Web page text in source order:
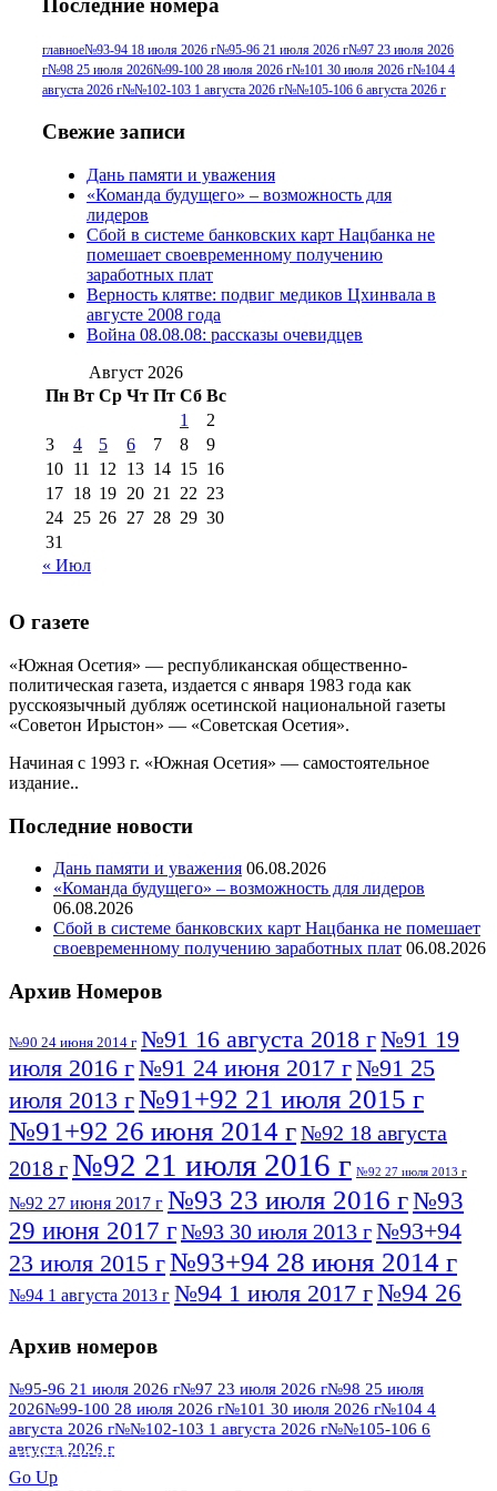
июля 2017 г(11)№96 9 августа 2012
г(13) №96 28 июля 2015 г(9) №96+97 3
июля 2014 г(10)№96+97 30 июля
июля 2017 г
2012 г(15)№97 30 июля 2015 г
(15)№98 1 августа 2015 г
августа 2016 г(10)№98 5 июля 2014 г(10)
№98 8 августа 2013 г
августа 2012 г(14)
2017 г(9)
№99 4 августа
2016 г(12) №99 8 июля 2014 г
августа 2012 г(11)
августа 2013 г
(12)
Последние номера
главное№93-94 18 июля 2026 г№95-96 21 июля 2026 г№97 23 июля 2026
г№98 25 июля 2026№99-100 28 июля 2026 г№101 30 июля 2026 г№104 4
августа 2026 г№№102-103 1 августа 2026 г№№105-106 6 августа 2026 г
Свежие записи
Дань памяти и уважения
«Команда будущего» – возможность для
лидеров
Сбой в системе банковских карт Нацбанка не
помешает своевременному получению
заработных плат
Верность клятве: подвиг медиков Цхинвала в
августе 2008 года
Война 08.08.08: рассказы очевидцев
Август 2026
Пн Вт Ср Чт Пт Сб Вс
1
2
3
4 5 6 7 8
9
10 11 12 13 14 15 16
17 18 19 20 21 22 23
24 25 26 27 28 29 30
31
« Июл
О газете
«Южная Осетия» — республиканская общественно-
политическая газета, издается с января 1983 года как
русскоязычный дубляж осетинской национальной газеты
«Советон Ирыстон» — «Советская Осетия».
Начиная с 1993 г. «Южная Осетия» — самостоятельное
издание..
Последние новости
Дань памяти и уважения 06.08.2026
«Команда будущего» – возможность для лидеров
06.08.2026
Сбой в системе банковских карт Нацбанка не помешает
своевременному получению заработных плат 06.08.2026
Архив Номеров
№90 24 июня 2014 г №91 16 августа 2018 г№91 19
июля 2016 г№91 24 июня 2017 г№91 25
июля 2013 г№91+92 21 июля 2015 г
№91+92 26 июня 2014 г№92 18 августа
2018 г№92 21 июля 2016 г №92 27 июля 2013 г
№92 27 июня 2017 г №93 23 июля 2016 г№93
29 июня 2017 г№93 30 июля 2013 г№93+94
23 июля 2015 г№93+94 28 июня 2014 г
№94 1 августа 2013 г №94 1 июля 2017 г№94 26
№95 7 августа 2012 г
№95 28 июля 2016 г№95+96 3 августа
2013 г№96 6 июля 2017 г№96 9 августа
2012 г №96 28 июля 2015 г
№96+97 30 июля 2016 г
Архив номеров
№95-96 21 июля 2026 г№97 23 июля 2026 г№98 25 июля
2026№99-100 28 июля 2026 г№101 30 июля 2026 г№104 4
августа 2026 г№№102-103 1 августа 2026 г№№105-106 6
августа 2026 г
ПОСМОТРЕТЬ ВСЕ
Go Up